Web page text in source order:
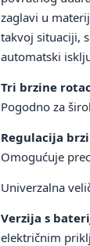
zaglavi u
takvoj situaciji,
automatski
Tri brzine
Pogodno za
Regulacija
Omogućuje
Univerzalna
Verzija s
električnim